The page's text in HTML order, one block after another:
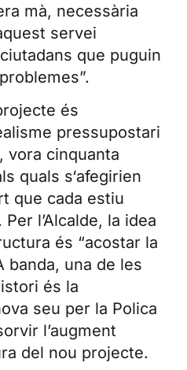
mà, necessària
servei
que puguin
és
pressupostari
vora cinquanta
quals s‘afegirien
que cada estiu
l’Alcalde, la idea
és “acostar la
banda, una de les
és la
seu per la Polica
l’augment
del nou projecte.